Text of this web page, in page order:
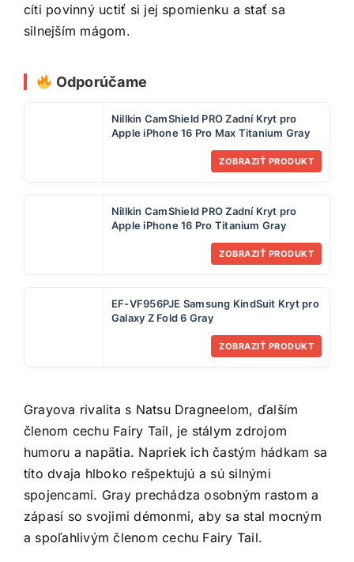
cíti povinný uctiť si jej spomienku a stať sa
silnejším mágom.
Odporúčame
Nillkin CamShield PRO Zadní Kryt pro
Apple iPhone 16 Pro Max Titanium Gray
ZOBRAZIŤ PRODUKT
Nillkin CamShield PRO Zadní Kryt pro
Apple iPhone 16 Pro Titanium Gray
ZOBRAZIŤ PRODUKT
EF-VF956PJE Samsung KindSuit Kryt pro
Galaxy Z Fold 6 Gray
ZOBRAZIŤ PRODUKT
Grayova rivalita s Natsu Dragneelom, ďalším
členom cechu Fairy Tail, je stálym zdrojom
humoru a napätia. Napriek ich častým hádkam sa
títo dvaja hlboko rešpektujú a sú silnými
spojencami. Gray prechádza osobným rastom a
zápasí so svojimi démonmi, aby sa stal mocným
a spoľahlivým členom cechu Fairy Tail.